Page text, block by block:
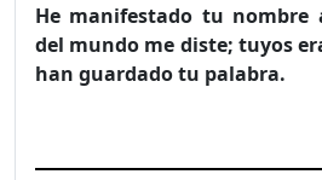
He manifestado tu nombre
del mundo me diste; tuyos
han guardado tu palabra.